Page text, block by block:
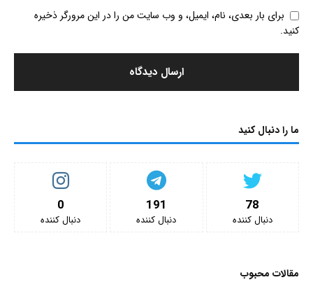
برای بار بعدی، نام، ایمیل، و وب سایت من را در این مرورگر ذخیره
کنید.
ما را دنبال کنید
0
دنبال کننده‌
191
دنبال کننده‌
78
دنبال کننده‌
مقالات محبوب